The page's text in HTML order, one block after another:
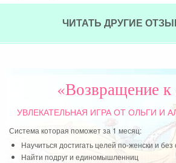
Читать далее »ЧИТАТЬ ДРУГИЕ
«Возвращение к
УВЛЕКАТЕЛЬНАЯ ИГРАОТ ОЛЬГИ И
Система которая поможет за 1 месяц:
Научиться достигать целей по-женски и без
Найти подруг и единомышленниц